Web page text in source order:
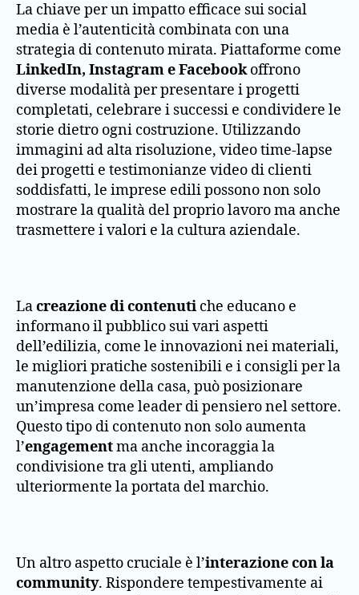
La chiave per un impatto efficace sui social
media è l’autenticità combinata con una
strategia di contenuto mirata. Piattaforme come
LinkedIn, Instagram e Facebookoffrono
diverse modalità per presentare i progetti
completati, celebrare i successi e condividere le
storie dietro ogni costruzione. Utilizzando
immagini ad alta risoluzione, video time-lapse
dei progetti e testimonianze video di clienti
soddisfatti, le imprese edili possono non solo
mostrare la qualità del proprio lavoro ma anche
trasmettere i valori e la cultura aziendale.
Lacreazione di contenuti che educano e
informano il pubblico sui vari aspetti
dell’edilizia, come le innovazioni nei materiali,
le migliori pratiche sostenibili e i consigli per la
manutenzione della casa, può posizionare
un’impresa come leader di pensiero nel settore.
Questo tipo di contenuto non solo aumenta
l’engagementma anche incoraggia la
condivisione tra gli utenti, ampliando
ulteriormente la portata del marchio.
Un altro aspetto cruciale è l’interazione con la
community. Rispondere tempestivamente ai